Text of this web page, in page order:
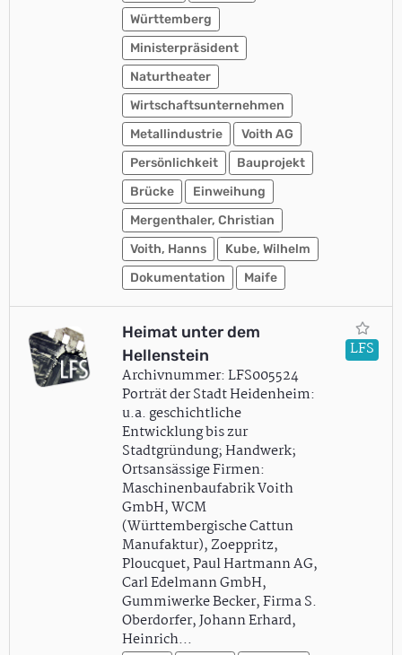
Württemberg
Ministerpräsident
Naturtheater
Wirtschaftsunternehmen
Metallindustrie
Voith AG
Persönlichkeit
Bauprojekt
Brücke
Einweihung
Mergenthaler, Christian
Voith, Hanns
Kube, Wilhelm
Dokumentation
Maife
Heimat unter dem
Hellenstein
Archivnummer: LFS005524
Porträt der Stadt Heidenheim:
u.a. geschichtliche
Entwicklung bis zur
Stadtgründung; Handwerk;
Ortsansässige Firmen:
Maschinenbaufabrik Voith
GmbH, WCM
(Württembergische Cattun
Manufaktur), Zoeppritz,
Ploucquet, Paul Hartmann AG,
Carl Edelmann GmbH,
Gummiwerke Becker, Firma S.
Oberdorfer, Johann Erhard,
Heinrich…
LFS